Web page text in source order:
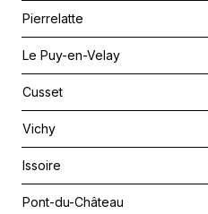
Pierrelatte
Le Puy-en-Velay
Cusset
Vichy
Issoire
Pont-du-Château